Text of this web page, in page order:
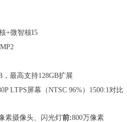
+微智核I5
，最高支持128GB扩展
LTPS屏幕（NTSC 96%）1500:1对比
素摄像头、闪光灯前:800万像素